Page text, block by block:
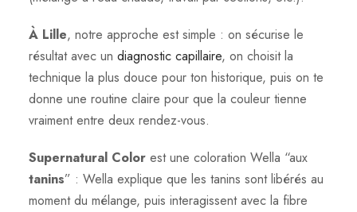
À Lille, notre approche est simple : on sécurise le
résultat avec un diagnostic capillaire, on choisit la
technique la plus douce pour ton historique, puis on te
donne une routine claire pour que la couleur tienne
vraiment entre deux rendez-vous.
Supernatural Color est une coloration Wella “aux
tanins” : Wella explique que les tanins sont libérés au
moment du mélange, puis interagissent avec la fibre